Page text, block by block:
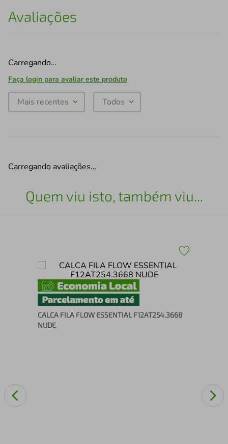
Avaliações
Carregando…
Faça login para avaliar este produto
Mais recentes Todos
Carregando avaliações…
Quem viu isto, também viu...
CALCA FILA FLOW ESSENTIAL F12AT254.3668
NUDE